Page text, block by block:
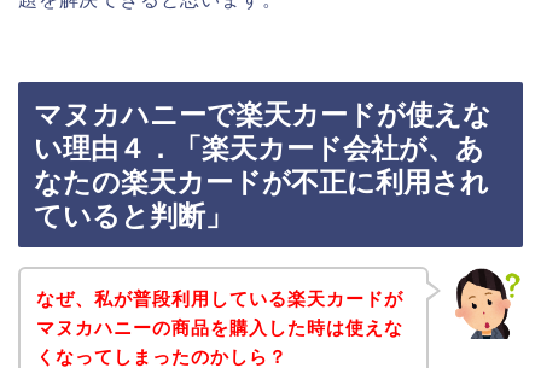
マヌカハニーで楽天カードが使えな
い理由４．「楽天カード会社が、あ
なたの楽天カードが不正に利用され
ていると判断」
なぜ、私が普段利用している楽天カードが
マヌカハニーの商品を購入した時は使えな
くなってしまったのかしら？